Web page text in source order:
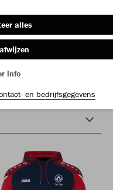
alles
info
en bedrijfsgegevens